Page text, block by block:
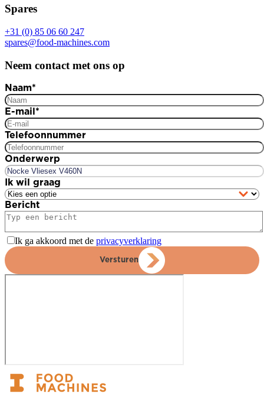
Spares
+31 (0) 85 06 60 247
spares@food-machines.com
Neem contact met ons op
Naam*
E-mail *
Telefoonnummer
Onderwerp
Ik wil graag
Bericht
Ik ga akkoord met de privacyverklaring
Versturen